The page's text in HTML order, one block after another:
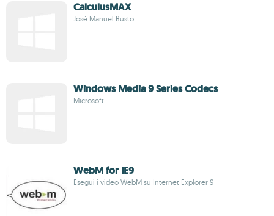
CalculusMAX
José Manuel Busto
Windows Media 9 Series Codecs
Microsoft
WebM for IE9
Esegui i video WebM su Internet Explorer 9